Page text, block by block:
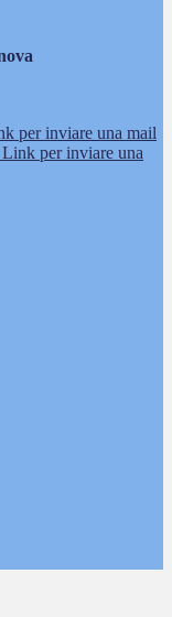
per inviare una mail
Link per inviare una